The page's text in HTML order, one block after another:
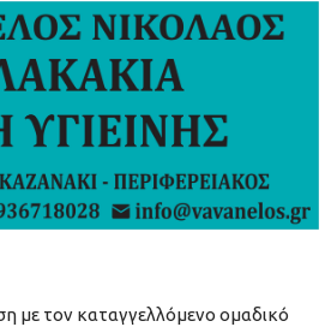
με τον καταγγελλόμενο ομαδικό